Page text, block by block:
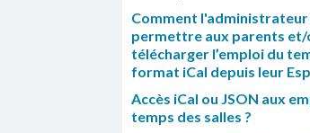
Comment
permettre aux parents et/
télécharger l’emploi du
format iCal depuis leur
Accès iCal ou JSON aux
temps des salles ?